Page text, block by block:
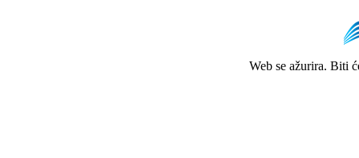
Web se ažurira. Biti